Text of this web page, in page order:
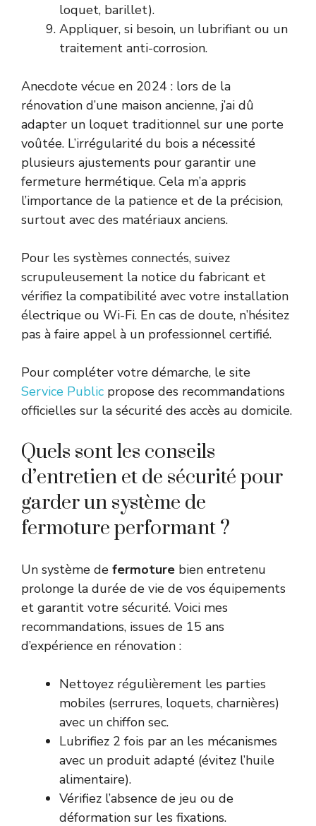
loquet, barillet).
Appliquer, si besoin, un lubrifiant ou un
traitement anti-corrosion.
Anecdote vécue en 2024 : lors de la
rénovation d’une maison ancienne, j’ai dû
adapter un loquet traditionnel sur une porte
voûtée. L’irrégularité du bois a nécessité
plusieurs ajustements pour garantir une
fermeture hermétique. Cela m’a appris
l’importance de la patience et de la précision,
surtout avec des matériaux anciens.
Pour les systèmes connectés, suivez
scrupuleusement la notice du fabricant et
vérifiez la compatibilité avec votre installation
électrique ou Wi-Fi. En cas de doute, n’hésitez
pas à faire appel à un professionnel certifié.
Pour compléter votre démarche, le site
Service Public propose des recommandations
officielles sur la sécurité des accès au domicile.
Quels sont les conseils
d’entretien et de sécurité pour
garder un système de
fermoture performant ?
Un système de fermoture bien entretenu
prolonge la durée de vie de vos équipements
et garantit votre sécurité. Voici mes
recommandations, issues de 15 ans
d’expérience en rénovation :
Nettoyez régulièrement les parties
mobiles (serrures, loquets, charnières)
avec un chiffon sec.
Lubrifiez 2 fois par an les mécanismes
avec un produit adapté (évitez l’huile
alimentaire).
Vérifiez l’absence de jeu ou de
déformation sur les fixations.